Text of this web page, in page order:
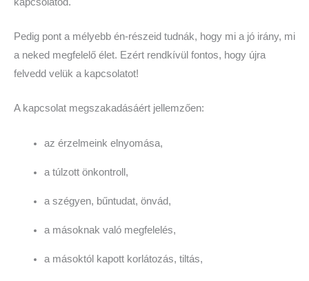
Pedig pont a mélyebb én-részeid tudnák, hogy mi a jó irány, mi
a neked megfelelő élet. Ezért rendkívül fontos, hogy újra
felvedd velük a kapcsolatot!
A kapcsolat megszakadásáért jellemzően:
az érzelmeink elnyomása,
a túlzott önkontroll,
a szégyen, bűntudat, önvád,
a másoknak való megfelelés,
a másoktól kapott korlátozás, tiltás,